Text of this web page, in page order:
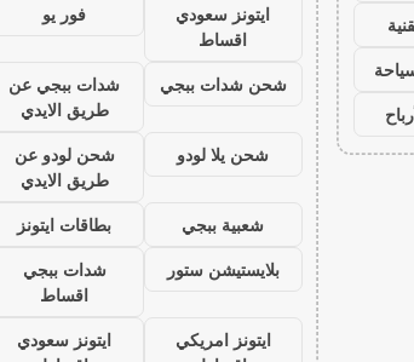
ايتونز سعودي
اقساط
فور يو
شحن شدات ببجي
شدات ببجي عن
طريق الايدي
شحن يلا لودو
شحن لودو عن
طريق الايدي
شعبية ببجي
بطاقات ايتونز
بلايستيشن ستور
شدات ببجي
اقساط
ايتونز امريكي
ايتونز سعودي